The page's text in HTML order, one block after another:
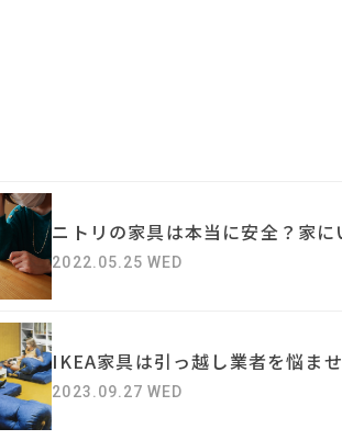
ニトリの家具は本当に安全？家
2022.05.25 WED
IKEA家具は引っ越し業者を悩ま
2023.09.27 WED